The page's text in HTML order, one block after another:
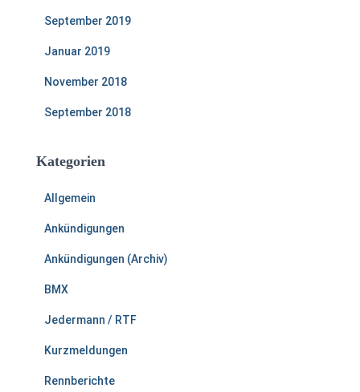
September 2019
Januar 2019
November 2018
September 2018
Kategorien
Allgemein
Ankündigungen
Ankündigungen (Archiv)
BMX
Jedermann / RTF
Kurzmeldungen
Rennberichte